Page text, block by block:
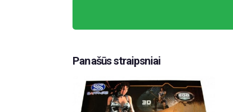
Panašūs straipsniai